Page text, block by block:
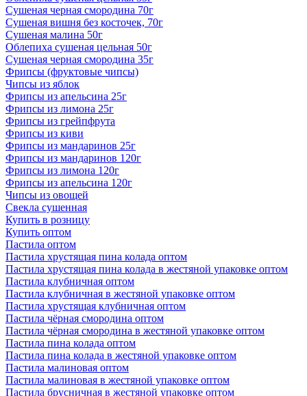
Сушеная черная смородина 70г
Сушеная вишня без косточек, 70г
Сушеная малина 50г
Облепиха сушеная цельная 50г
Сушеная черная смородина 35г
Фрипсы (фруктовые чипсы)
Чипсы из яблок
Фрипсы из апельсина 25г
Фрипсы из лимона 25г
Фрипсы из грейпфрута
Фрипсы из киви
Фрипсы из мандаринов 25г
Фрипсы из мандаринов 120г
Фрипсы из лимона 120г
Фрипсы из апельсина 120г
Чипсы из овощей
Свекла сушенная
Купить в розницу
Купить оптом
Пастила оптом
Пастила хрустящая пина колада оптом
Пастила хрустящая пина колада в жестяной упаковке оптом
Пастила клубничная оптом
Пастила клубничная в жестяной упаковке оптом
Пастила хрустящая клубничная оптом
Пастила чёрная смородина оптом
Пастила чёрная смородина в жестяной упаковке оптом
Пастила пина колада оптом
Пастила пина колада в жестяной упаковке оптом
Пастила малиновая оптом
Пастила малиновая в жестяной упаковке оптом
Пастила брусничная в жестяной упаковке оптом